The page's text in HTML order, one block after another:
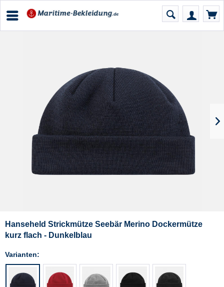
Hanseheld Strickmütze Seebär Merino Dockermütze
kurz flach - Dunkelblau
Varianten: